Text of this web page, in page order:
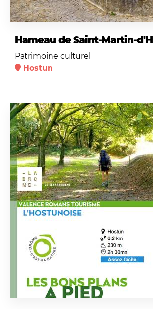
Hameau de Saint-Martin-
Patrimoine culturel
Hostun